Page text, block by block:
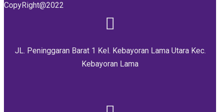
CopyRight@2022
JL. Peninggaran Barat 1 Kel. Kebayoran Lama Utara Kec.
Kebayoran Lama